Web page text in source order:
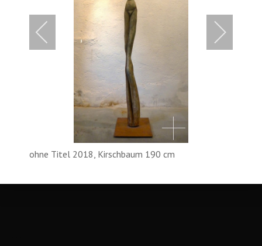
ohne Titel 2018, Kirschbaum 190 cm